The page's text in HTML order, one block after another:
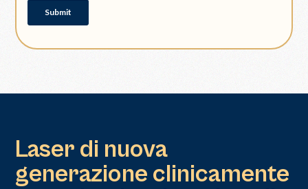
Laser di nuova
generazione clinicamente